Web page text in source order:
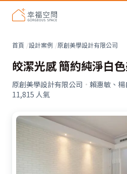
首頁 設計案例 原創美學設計有限公司
皎潔光感 簡約純淨白
原創美學設計有限公司 · 賴惠敏、楊
11,815 人氣